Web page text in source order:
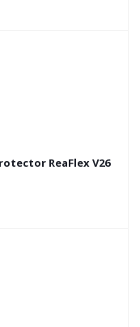
ReaFlex V26